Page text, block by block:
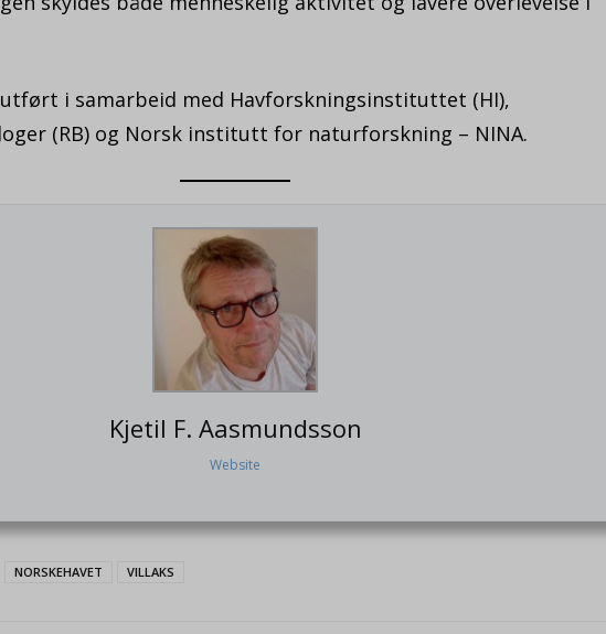
i samarbeid med Havforskningsinstituttet (HI),
(RB) og Norsk institutt for naturforskning – NINA.
Kjetil F. Aasmundsson
Website
NORSKEHAVET VILLAKS